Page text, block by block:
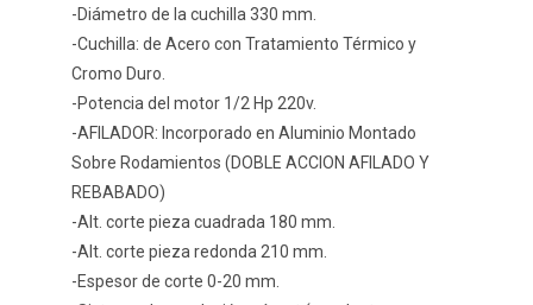
-Diámetro de la cuchilla 330 mm.
-Cuchilla: de Acero con Tratamiento Térmico y
Cromo Duro.
-Potencia del motor 1/2 Hp 220v.
-AFILADOR: Incorporado en Aluminio Montado
Sobre Rodamientos (DOBLE ACCION AFILADO Y
REBABADO)
-Alt. corte pieza cuadrada 180 mm.
-Alt. corte pieza redonda 210 mm.
-Espesor de corte 0-20 mm.